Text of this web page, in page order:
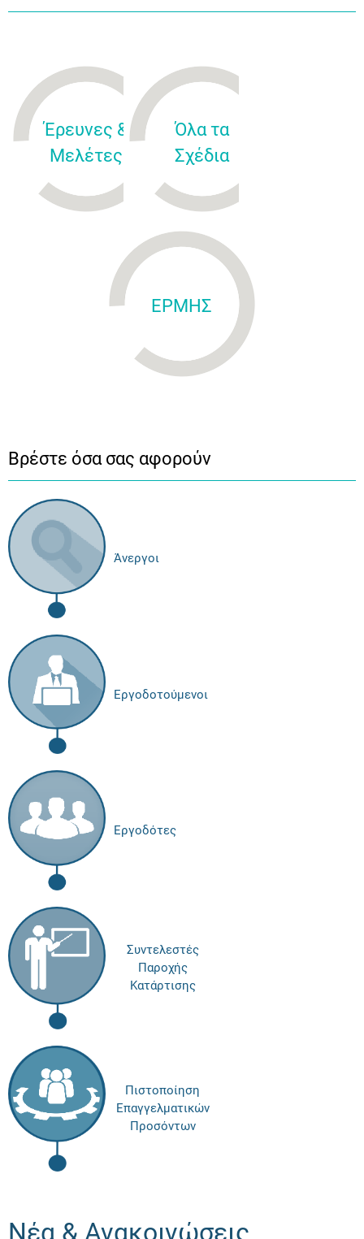
Έρευνες &
Μελέτες
Όλα τα
Σχέδια
ΕΡΜΗΣ
Βρέστε όσα σας αφορούν
Άνεργοι
Εργοδοτούμενοι
Εργοδότες
Συντελεστές
Παροχής
Κατάρτισης
Πιστοποίηση
Επαγγελματικών
Προσόντων
Νέα & Ανακοινώσεις